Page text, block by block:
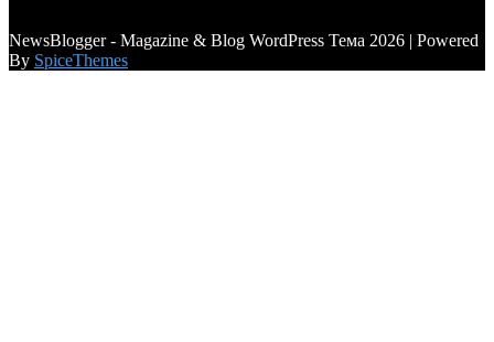
NewsBlogger - Magazine & Blog WordPress Тема 2026 | Powered
By SpiceThemes